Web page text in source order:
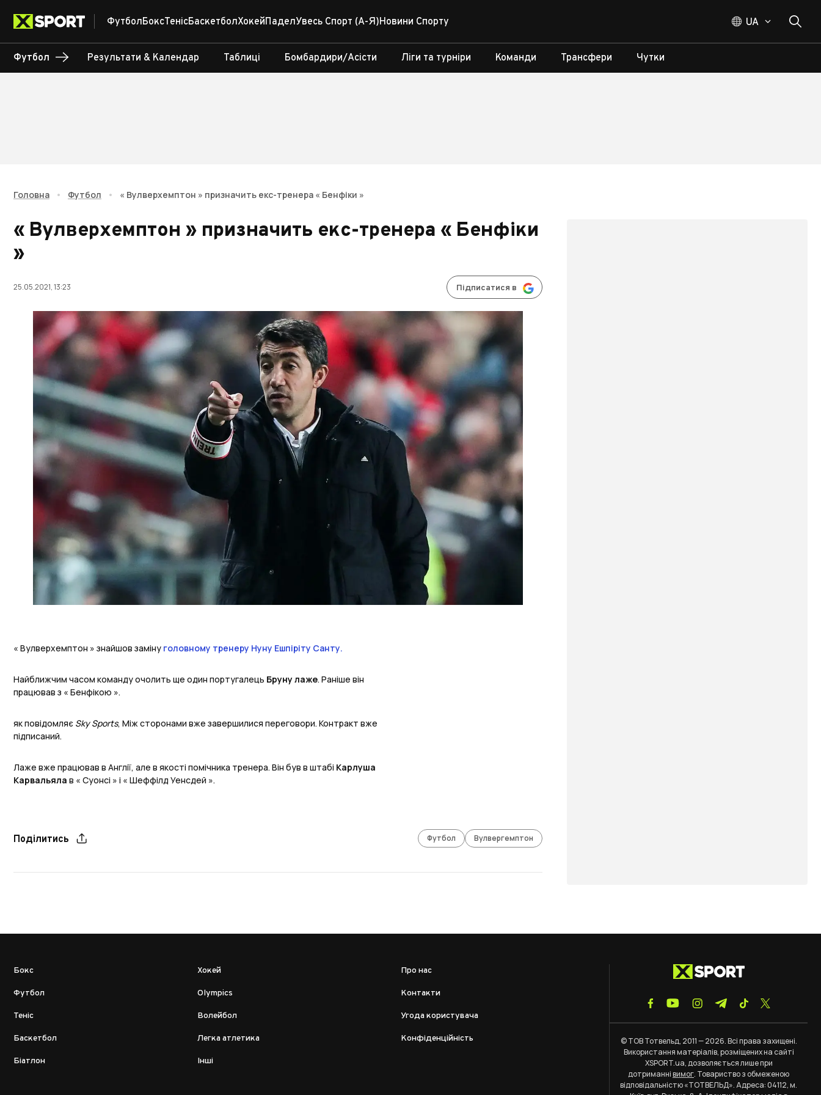
ФутболБоксТенісБаскетболХокейПаделУвесь Спорт (А-Я)Новини Спорту UA
Футбол Результати & Календар Таблиці Бомбардири/Асісти Ліги та турніри Команди Трансфери Чутки
Головна • Футбол • « Вулверхемптон » призначить екс-тренера « Бенфіки »
« Вулверхемптон » призначить екс-тренера « Бенфіки
»
25.05.2021, 13:23 Підписатися в
« Вулверхемптон » знайшов заміну головному тренеру Нуну Ешпіріту Санту.
Найближчим часом команду очолить ще один португалець Брунулаже. Раніше він
працював з « Бенфікою ».
як повідомляє Sky Sports, Між сторонами вже завершилися переговори. Контракт вже
підписаний.
Лаже вже працював в Англії, але в якості помічника тренера. Він був в штабі Карлуша
Карвальяла в « Суонсі » і « Шеффілд Уенсдей ».
Поділитись Футбол Вулвергемптон
Бокс
Футбол
Теніс
Баскетбол
Біатлон
Хокей
Olympics
Волейбол
Легка атлетика
Інші
Про нас
Контакти
Угода користувача
Конфіденційність
© ТОВ Тотвельд, 2011 — 2026. Всі права захищені.
Використання матеріалів, розміщених на сайті
XSPORT.ua, дозволяється лише при
дотриманнівимог. Товариство з обмеженою
відповідальністю «ТОТВЕЛЬД». Адреса: 04112, м.